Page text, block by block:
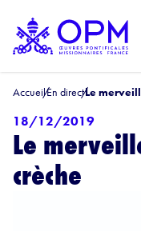
AccueilEn directLe
18/12/2019
Le
crèche